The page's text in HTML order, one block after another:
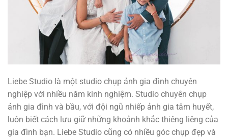
Liebe Studio là một studio chụp ảnh gia đình chuyên
nghiệp với nhiều năm kinh nghiệm. Studio chuyên chụp
ảnh gia đình và bầu, với đội ngũ nhiếp ảnh gia tâm huyết,
luôn biết cách lưu giữ những khoảnh khắc thiêng liêng của
gia đình bạn. Liebe Studio cũng có nhiều góc chụp đẹp và